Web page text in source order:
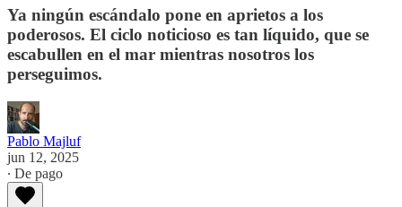
Ya ningún escándalo pone en aprietos a los
poderosos. El ciclo noticioso es tan líquido, que se
escabullen en el mar mientras nosotros los
perseguimos.
Pablo Majluf
jun 12, 2025
∙ De pago